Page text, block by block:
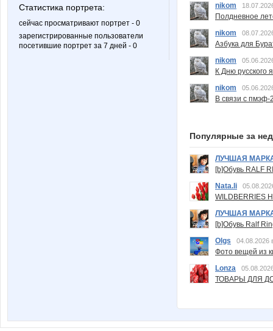
Статистика портрета:
сейчас просматривают портрет - 0
зарегистрированные пользователи
посетившие портрет за 7 дней - 0
nikom
Полдневное
nikom
Азбука для
nikom
К Дню русского
nikom
В связи с пмэф-
Популярные за
ЛУЧШАЯ
[b]Обувь RALF
Nata.li
ЛУЧШАЯ
[b]Обувь Ralf
Olgs
04.08.2026
Фото вещей из
Lonza
ТОВАРЫ ДЛЯ